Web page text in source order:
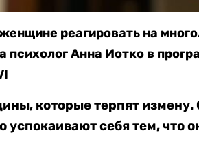
реагировать на
психолог Анна Иотко в
которые терпят измену.
успокаивают себя тем, что